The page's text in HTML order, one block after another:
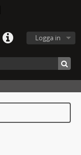
Logga in